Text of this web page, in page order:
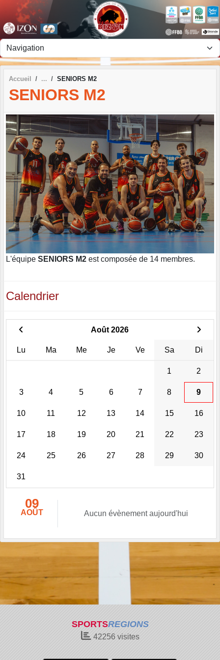
Accueil SENIORS M2
SENIORS M2
L'équipe SENIORS M2 est composée de 14 membres.
Calendrier
Août 2026
Lu Ma Me Je Ve Sa Di
1 2
3 4 5 6 7 8 9
10 11 12 13 14 15 16
17 18 19 20 21 22 23
24 25 26 27 28 29 30
31
09
AOÛT Aucun évènement aujourd'hui
SPORTSREGIONS
42256visites
Panneau de gestion des cookies